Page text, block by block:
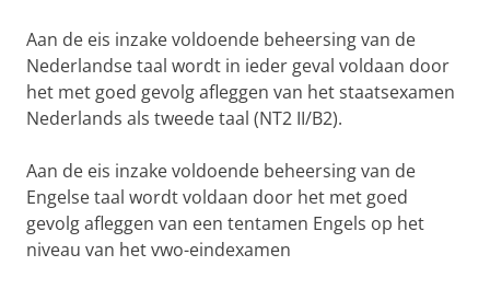
Aan de eis inzake voldoende beheersing van de
Nederlandse taal wordt in ieder geval voldaan door
het met goed gevolg afleggen van het staatsexamen
Nederlands als tweede taal (NT2 II/B2).
Aan de eis inzake voldoende beheersing van de
Engelse taal wordt voldaan door het met goed
gevolg afleggen van een tentamen Engels op het
niveau van het vwo-eindexamen